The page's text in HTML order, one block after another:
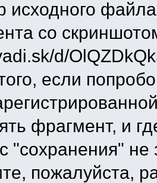
исходного
со
d/
если
фрагмент, и
"сохранения" не
пожалуйста,